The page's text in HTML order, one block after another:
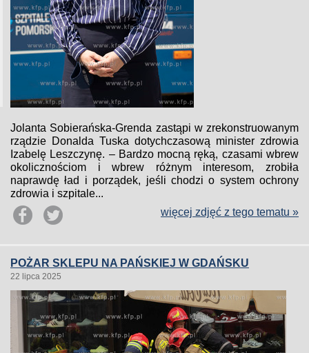
Jolanta Sobierańska-Grenda zastąpi w zrekonstruowanym
rządzie Donalda Tuska dotychczasową minister zdrowia
Izabelę Leszczynę. – Bardzo mocną ręką, czasami wbrew
okolicznościom i wbrew różnym interesom, zrobiła
naprawdę ład i porządek, jeśli chodzi o system ochrony
zdrowia i szpitale...
więcej zdjęć z tego tematu »
POŻAR SKLEPU NA PAŃSKIEJ W GDAŃSKU
22 lipca 2025